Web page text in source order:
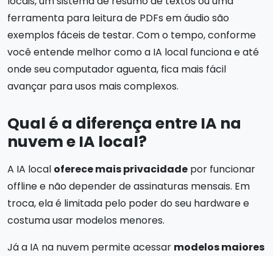
ferramenta para leitura de PDFs em áudio são
exemplos fáceis de testar. Com o tempo, conforme
você entende melhor como a IA local funciona e até
onde seu computador aguenta, fica mais fácil
avançar para usos mais complexos.
Qual é a diferença entre IA na
nuvem e IA local?
A IA local oferece mais privacidade por funcionar
offline e não depender de assinaturas mensais. Em
troca, ela é limitada pelo poder do seu hardware e
costuma usar modelos menores.
Já a IA na nuvem permite acessar modelos maiores